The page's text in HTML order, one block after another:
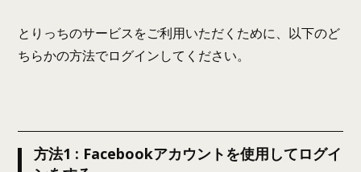
とりっちのサービスをご利用いただくために、以下のど
ちらかの方法でログインしてください。
方法1 : Facebookアカウントを使用してログイ